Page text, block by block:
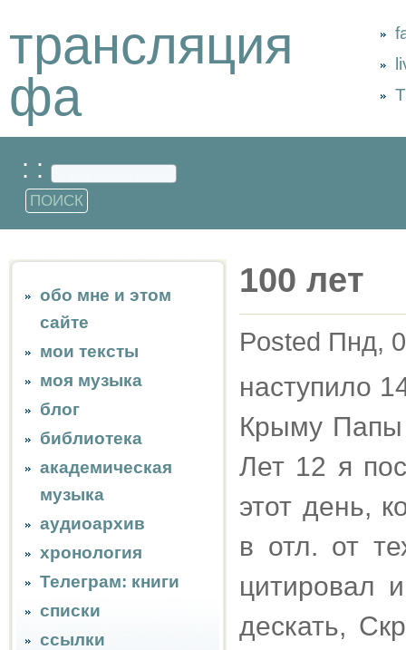
трансляция
фа
: :
обо мне и этом
сайте
мои тексты
моя музыка
блог
библиотека
академическая
музыка
аудиоархив
хронология
Телеграм: книги
списки
ссылки
100 лет
Posted Пнд,
наступило
Крыму Папы
Лет 12 я
этот день,
в отл. от
цитировал
дескать,